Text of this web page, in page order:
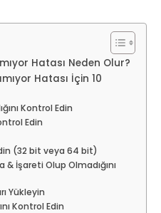
Hatası Neden Olur?
Hatası İçin 10
Kontrol Edin
Edin
(32 bit veya 64 bit)
& İşareti Olup Olmadığını
Yükleyin
Kontrol Edin